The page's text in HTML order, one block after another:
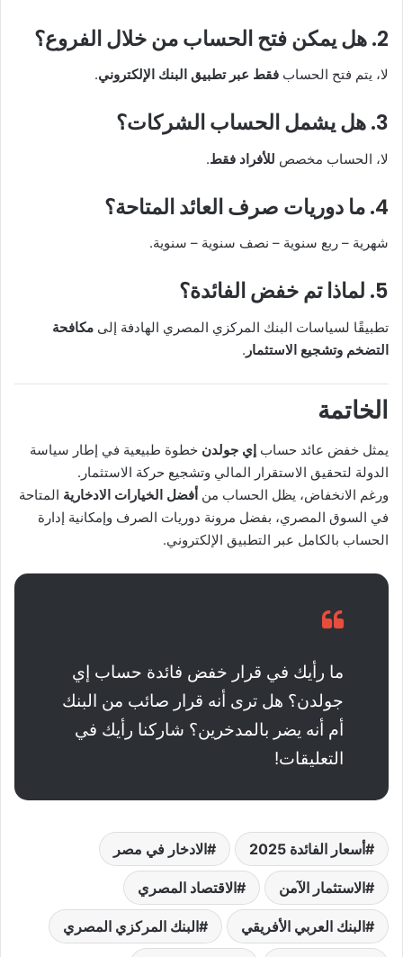
2. هل يمكن فتح الحساب من خلال الفروع؟
لا، يتم فتح الحساب فقط عبر تطبيق البنك الإلكتروني.
3. هل يشمل الحساب الشركات؟
لا، الحساب مخصص للأفراد فقط.
4. ما دوريات صرف العائد المتاحة؟
شهرية – ربع سنوية – نصف سنوية – سنوية.
5. لماذا تم خفض الفائدة؟
تطبيقًا لسياسات البنك المركزي المصري الهادفة إلى مكافحة
التضخم وتشجيع الاستثمار .
الخاتمة
يمثل خفض عائد حساب إي جولدن خطوة طبيعية في إطار سياسة
الدولة لتحقيق الاستقرار المالي وتشجيع حركة الاستثمار.
ورغم الانخفاض، يظل الحساب من أفضل الخيارات الادخارية المتاحة
في السوق المصري، بفضل مرونة دوريات الصرف وإمكانية إدارة
الحساب بالكامل عبر التطبيق الإلكتروني.
ما رأيك في قرار خفض فائدة حساب إي
جولدن؟ هل ترى أنه قرار صائب من البنك
أم أنه يضر بالمدخرين؟ شاركنا رأيك في
التعليقات!
أسعار الفائدة 2025 الادخار في مصر
الاستثمار الآمن الاقتصاد المصري
البنك العربي الأفريقي البنك المركزي المصري